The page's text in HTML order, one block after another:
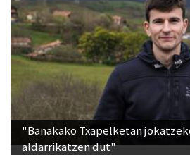
"Banakako Txapelketan
aldarrikatzen dut"